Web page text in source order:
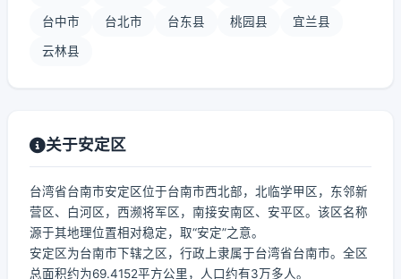
台中市 台北市 台东县 桃园县 宜兰县
云林县
关于安定区
台湾省台南市安定区位于台南市西北部，北临学甲区，东邻新
营区、白河区，西濒将军区，南接安南区、安平区。该区名称
源于其地理位置相对稳定，取“安定”之意。
安定区为台南市下辖之区，行政上隶属于台湾省台南市。全区
总面积约为69.4152平方公里，人口约有3万多人。